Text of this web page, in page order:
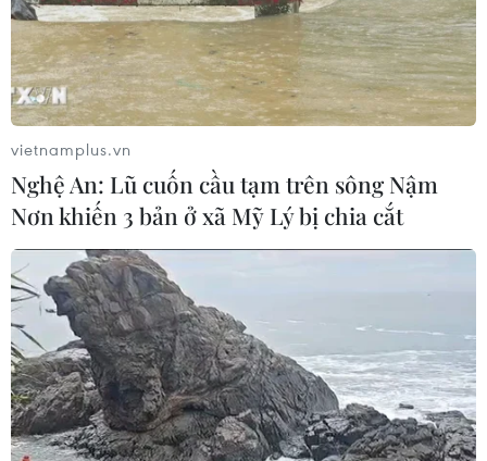
vietnamplus.vn
Nghệ An: Lũ cuốn cầu tạm trên sông Nậm
Nơn khiến 3 bản ở xã Mỹ Lý bị chia cắt